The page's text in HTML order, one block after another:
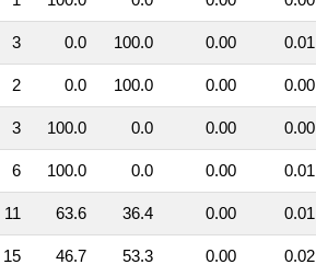
3 0.0 100.0 0.00 0.01
2 0.0 100.0 0.00 0.00
3 100.0 0.0 0.00 0.00
6 100.0 0.0 0.00 0.01
11 63.6 36.4 0.00 0.01
15 46.7 53.3 0.00 0.02